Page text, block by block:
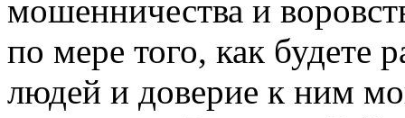
мошенничества и
по мере того, как будете
людей и доверие к ним